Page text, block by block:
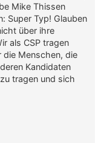
Mike Thissen
Super Typ! Glauben
über ihre
als CSP tragen
die Menschen, die
Kandidaten
tragen und sich